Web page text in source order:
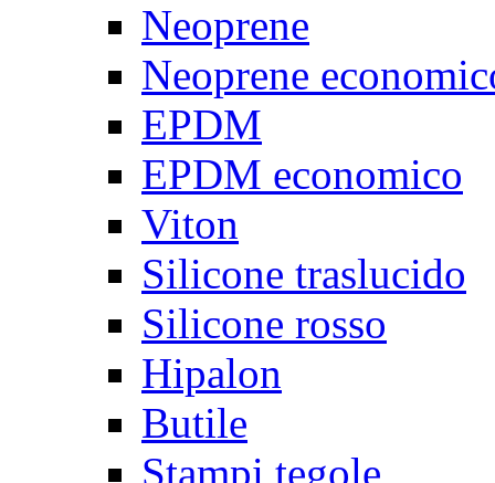
Neoprene
Neoprene
EPDM
EPDM economico
Viton
Silicone traslucido
Silicone rosso
Hipalon
Butile
Stampi tegole